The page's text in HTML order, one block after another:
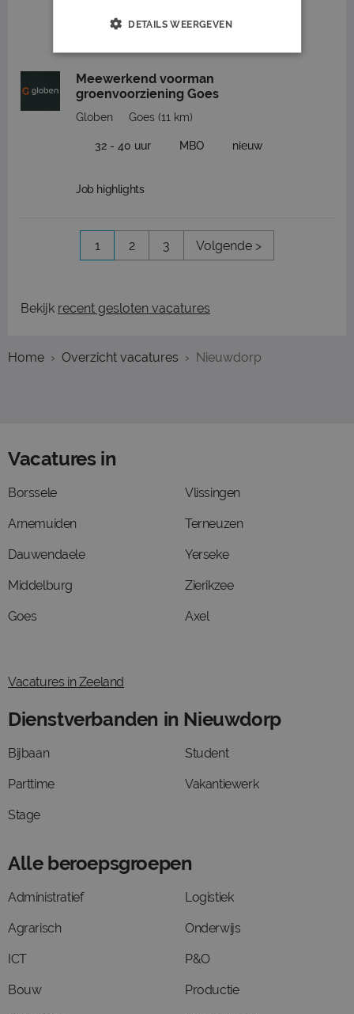
Job highlights
Meewerkend voorman
groenvoorziening Goes
Globen Goes (11 km)
32 - 40 uur MBO nieuw
Job highlights
1 2 3 Volgende >
Bekijk recent gesloten vacatures
Home Overzicht vacatures Nieuwdorp
Vacatures in
Borssele
Arnemuiden
Dauwendaele
Middelburg
Goes
Vlissingen
Terneuzen
Yerseke
Zierikzee
Axel
Vacatures in Zeeland
Dienstverbanden in Nieuwdorp
Bijbaan
Parttime
Stage
Student
Vakantiewerk
Alle beroepsgroepen
Administratief
Agrarisch
ICT
Bouw
Logistiek
Onderwijs
P&O
Productie
DETAILS WEERGEVEN